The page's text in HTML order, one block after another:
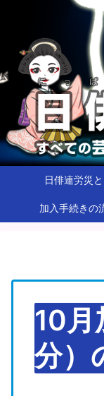
日俳連労災
加入手続きの
10月
分）